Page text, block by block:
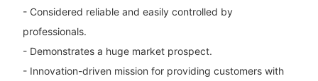
- Considered reliable and easily controlled by
professionals.
- Demonstrates a huge market prospect.
- Innovation-driven mission for providing customers with